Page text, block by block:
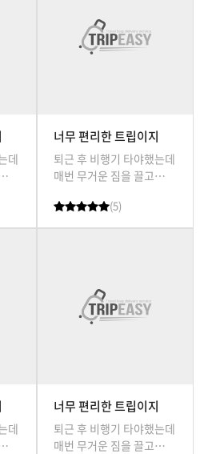
데
게
너무 편리한 트립이지
퇴근 후 비행기 타야했는데
매번 무거운 짐을 끌고
여행전에 진빼지 않고
트립이지 덕분에 편안하게
(5)
데
너무 편리한 트립이지
퇴근 후 비행기 타야했는데
매번 무거운 짐을 끌고